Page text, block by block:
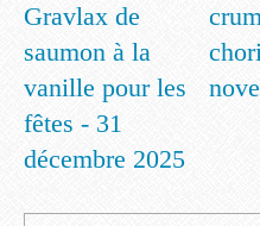
Gravlax de
saumon à la
vanille pour les
fêtes - 31
décembre 2025